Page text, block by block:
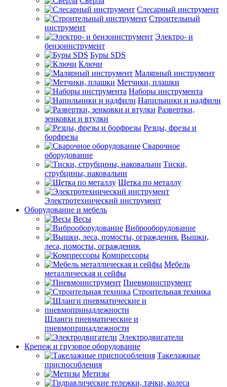
Слесарный инструмент
Строительный
инструмент
Электро- и
бензоинструмент
Буры SDS
Ключи
Малярный инструмент
Метчики, плашки
Наборы инструмента
Напильники и надфили
Развертки,
зенковки и втулки
Резцы, фрезы и
борфрезы
Сварочное
оборудование
Тиски,
струбцины, наковальни
Щетка по металлу
Электротехнический инструмент
Оборудование и мебель
Весы
Виброоборудование
Вышки,
леса, помосты, ограждения.
Компрессоры
Мебель
металлическая и сейфы
Пневмоинструмент
Строительная техника
Шланги пневматические и
пневмопринадлежности
Электродвигатели
Крепеж и грузовое оборудование
Такелажные
приспособления
Метизы